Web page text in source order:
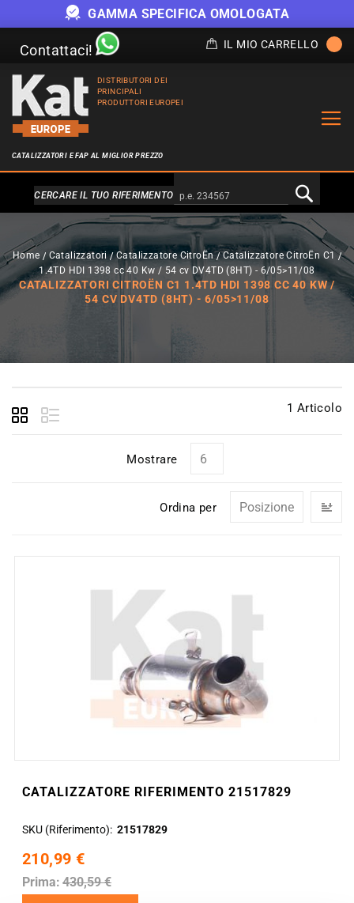
GAMMA SPECIFICA OMOLOGATA
Contattaci! IL MIO CARRELLO
DISTRIBUTORI DEI
PRINCIPALI
PRODUTTORI EUROPEI
CATALIZZATORI E FAP AL MIGLIOR PREZZO
Alternativa a Doofinder
CERCARE IL TUO RIFERIMENTO
Home Catalizzatori Catalizzatore CitroËn
Catalizzatore CitroËn C1
1.4TD HDI 1398 cc 40 Kw / 54 cv DV4TD (8HT) - 6/05>11/08
CATALIZZATORI CITROËN C1 1.4TD HDI 1398 CC 40 KW /
54 CV DV4TD (8HT) - 6/05>11/08
1 Articolo
Mostrare
Ordina per
CATALIZZATORE RIFERIMENTO 21517829
SKU (Riferimento) 21517829
210,99 €
Prima: 430,59 €